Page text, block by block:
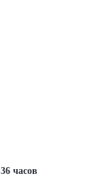
36 часов